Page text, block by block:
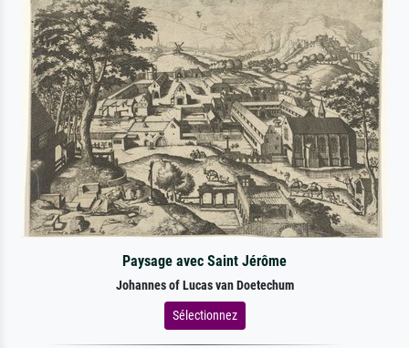
Paysage avec Saint Jérôme
Johannes of Lucas van Doetechum
Sélectionnez